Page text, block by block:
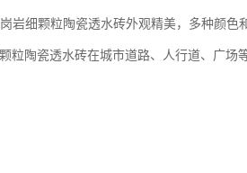
岩细颗粒陶瓷透水砖外观精美，多种颜色
粒陶瓷透水砖在城市道路、人行道、广